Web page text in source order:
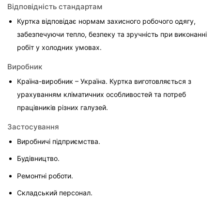
Відповідність стандартам
Куртка відповідає нормам захисного робочого одягу,
забезпечуючи тепло, безпеку та зручність при виконанні
робіт у холодних умовах.
Виробник
Країна-виробник – Україна. Куртка виготовляється з
урахуванням кліматичних особливостей та потреб
працівників різних галузей.
Застосування
Виробничі підприємства.
Будівництво.
Ремонтні роботи.
Складський персонал.